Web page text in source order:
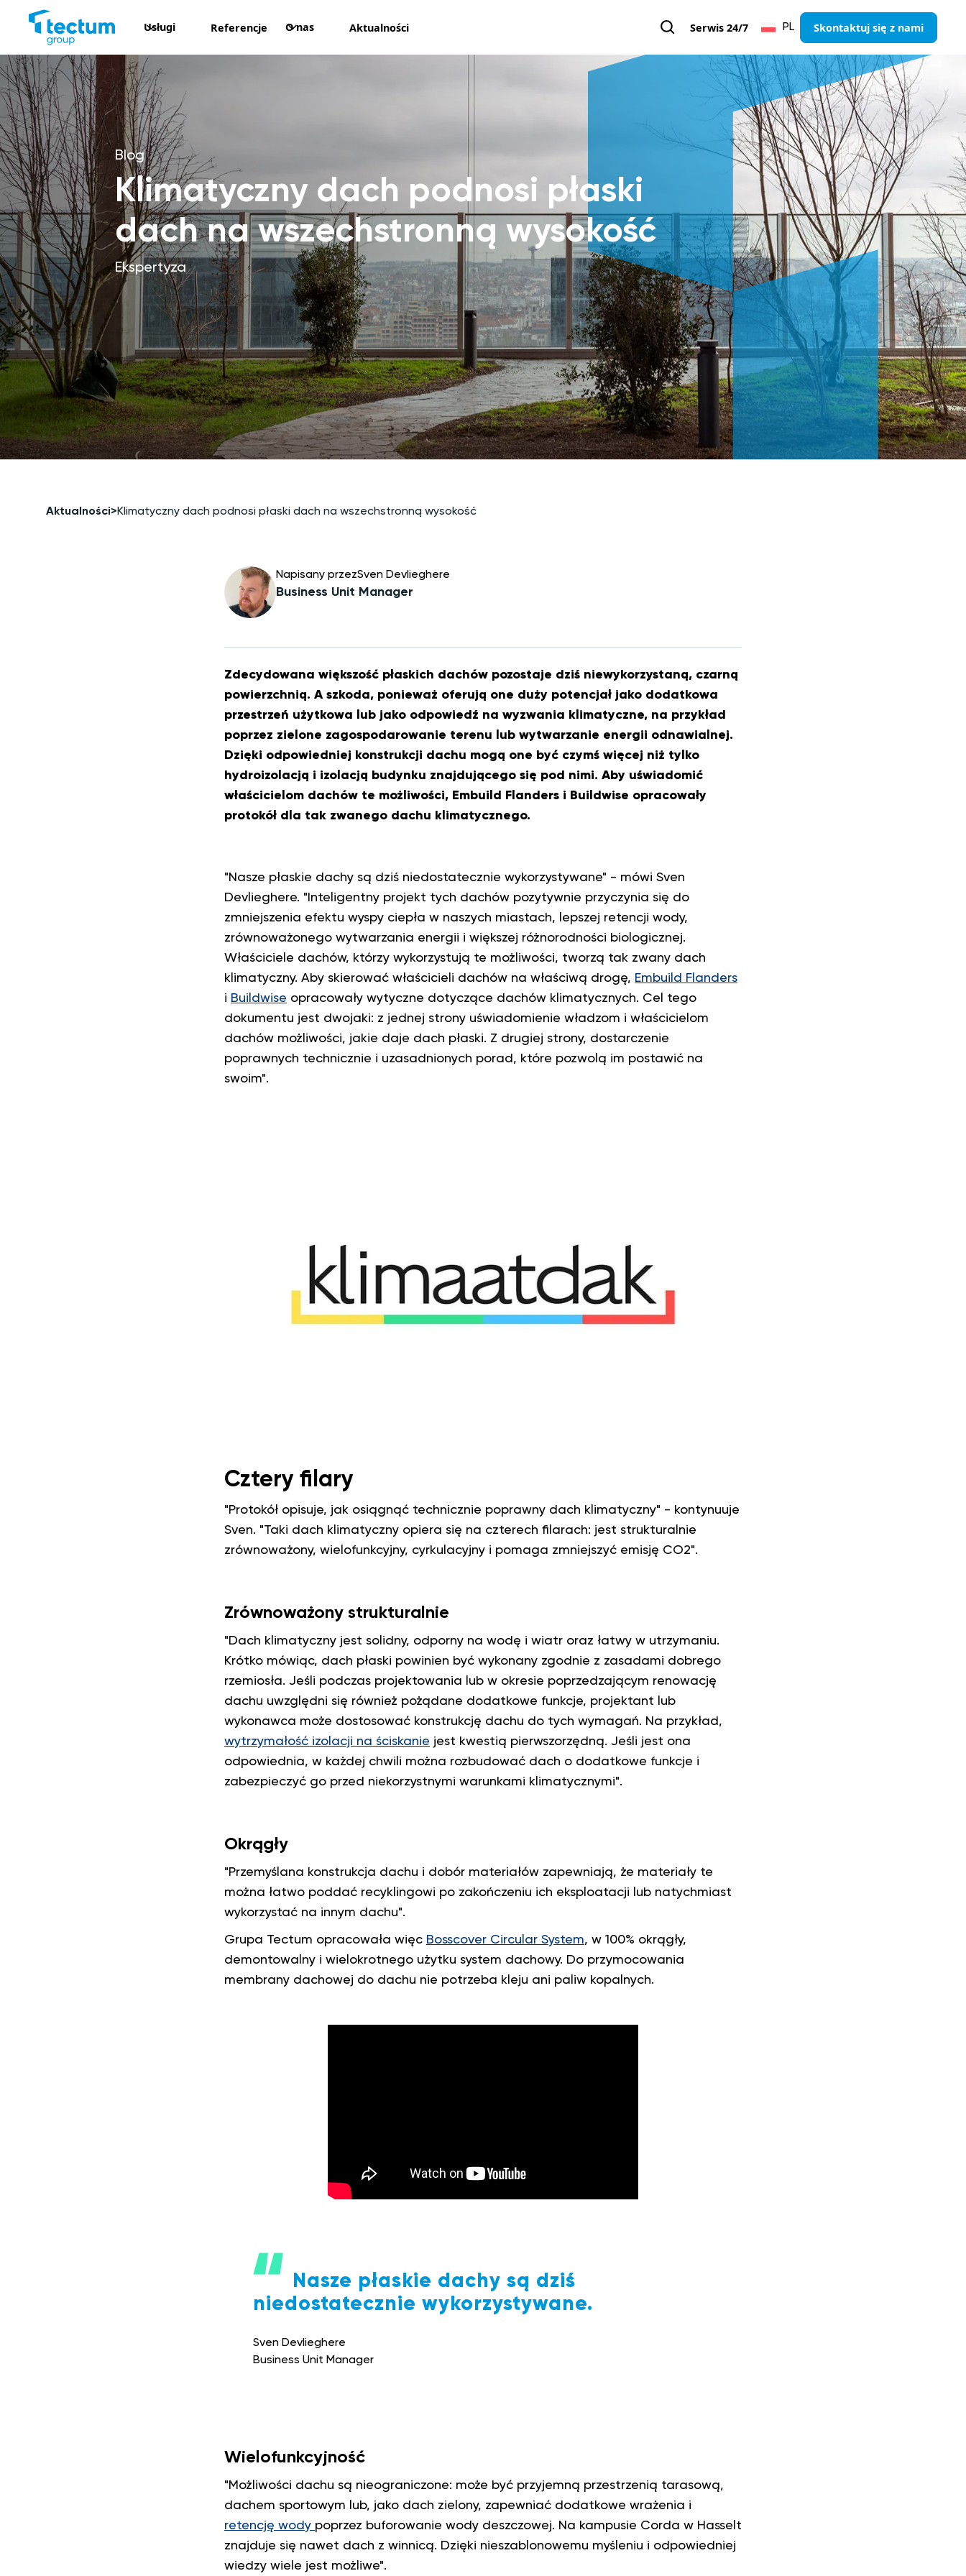
Usługi Referencje O nas Aktualności Serwis 24/7 PL Skontaktuj się z nami
Blog
Klimatyczny dach podnosi płaski
dach na wszechstronną wysokość
Ekspertyza
Aktualności>Klimatyczny dach podnosi płaski dach na wszechstronną wysokość
Napisany przezSven Devlieghere
Business Unit Manager
Zdecydowana większość płaskich dachów pozostaje dziś niewykorzystaną, czarną
powierzchnią. A szkoda, ponieważ oferują one duży potencjał jako dodatkowa
przestrzeń użytkowa lub jako odpowiedź na wyzwania klimatyczne, na przykład
poprzez zielone zagospodarowanie terenu lub wytwarzanie energii odnawialnej.
Dzięki odpowiedniej konstrukcji dachu mogą one być czymś więcej niż tylko
hydroizolacją i izolacją budynku znajdującego się pod nimi. Aby uświadomić
właścicielom dachów te możliwości, Embuild Flanders i Buildwise opracowały
protokół dla tak zwanego dachu klimatycznego.
"Nasze płaskie dachy są dziś niedostatecznie wykorzystywane" - mówi Sven
Devlieghere. "Inteligentny projekt tych dachów pozytywnie przyczynia się do
zmniejszenia efektu wyspy ciepła w naszych miastach, lepszej retencji wody,
zrównoważonego wytwarzania energii i większej różnorodności biologicznej.
Właściciele dachów, którzy wykorzystują te możliwości, tworzą tak zwany dach
klimatyczny. Aby skierować właścicieli dachów na właściwą drogę, Embuild Flanders
i Buildwise opracowały wytyczne dotyczące dachów klimatycznych. Cel tego
dokumentu jest dwojaki: z jednej strony uświadomienie władzom i właścicielom
dachów możliwości, jakie daje dach płaski. Z drugiej strony, dostarczenie
poprawnych technicznie i uzasadnionych porad, które pozwolą im postawić na
swoim".
Cztery filary
"Protokół opisuje, jak osiągnąć technicznie poprawny dach klimatyczny" - kontynuuje
Sven. "Taki dach klimatyczny opiera się na czterech filarach: jest strukturalnie
zrównoważony, wielofunkcyjny, cyrkulacyjny i pomaga zmniejszyć emisję CO2".
Zrównoważony strukturalnie
"Dach klimatyczny jest solidny, odporny na wodę i wiatr oraz łatwy w utrzymaniu.
Krótko mówiąc, dach płaski powinien być wykonany zgodnie z zasadami dobrego
rzemiosła. Jeśli podczas projektowania lub w okresie poprzedzającym renowację
dachu uwzględni się również pożądane dodatkowe funkcje, projektant lub
wykonawca może dostosować konstrukcję dachu do tych wymagań. Na przykład,
wytrzymałość izolacji na ściskanie jest kwestią pierwszorzędną. Jeśli jest ona
odpowiednia, w każdej chwili można rozbudować dach o dodatkowe funkcje i
zabezpieczyć go przed niekorzystnymi warunkami klimatycznymi".
Okrągły
"Przemyślana konstrukcja dachu i dobór materiałów zapewniają, że materiały te
można łatwo poddać recyklingowi po zakończeniu ich eksploatacji lub natychmiast
wykorzystać na innym dachu".
Grupa Tectum opracowała więc Bosscover Circular System, w 100% okrągły,
demontowalny i wielokrotnego użytku system dachowy. Do przymocowania
membrany dachowej do dachu nie potrzeba kleju ani paliw kopalnych.
Nasze płaskie dachy są dziś
niedostatecznie wykorzystywane.
Sven Devlieghere
Business Unit Manager
Wielofunkcyjność
"Możliwości dachu są nieograniczone: może być przyjemną przestrzenią tarasową,
dachem sportowym lub, jako dach zielony, zapewniać dodatkowe wrażenia i
retencję wody poprzez buforowanie wody deszczowej. Na kampusie Corda w Hasselt
znajduje się nawet dach z winnicą. Dzięki nieszablonowemu myśleniu i odpowiedniej
wiedzy wiele jest możliwe".